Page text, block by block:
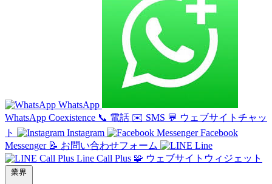
WhatsApp
WhatsApp Coexistence 📞 電話 ✉️ SMS 💬 ウェブサイトチャッ
ト
Instagram
Facebook
Messenger 📝 お問い合わせフォーム
Line
Line Call Plus 🧩 ウェブサイトウィジェット
業界